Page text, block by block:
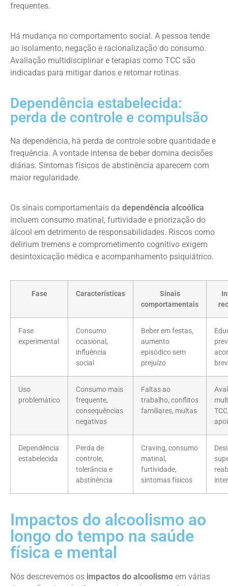
frequentes.
Há mudança no comportamento social. A pessoa tende
ao isolamento, negação e racionalização do consumo.
Avaliação multidisciplinar e terapias como TCC são
indicadas para mitigar danos e retomar rotinas.
Dependência estabelecida:
perda de controle e compulsão
Na dependência, há perda de controle sobre quantidade e
frequência. A vontade intensa de beber domina decisões
diárias. Sintomas físicos de abstinência aparecem com
maior regularidade.
Os sinais comportamentais da dependência alcoólica
incluem consumo matinal, furtividade e priorização do
álcool em detrimento de responsabilidades. Riscos como
delirium tremens e comprometimento cognitivo exigem
desintoxicação médica e acompanhamento psiquiátrico.
Fase Características
Sinais
comportamentais
Fase
experimental
Consumo
ocasional,
influência
social
Beber em festas,
aumento
episódico sem
prejuízo
Uso
problemático
Consumo mais
frequente,
consequências
negativas
Faltas ao
trabalho, conflitos
familiares, multas
Dependência
estabelecida
Perda de
controle,
tolerância e
abstinência
Craving, consumo
matinal,
furtividade,
sintomas físicos
Impactos do alcoolismo ao
longo do tempo na saúde
física e mental
Nós descrevemos os impactos do alcoolismo em várias